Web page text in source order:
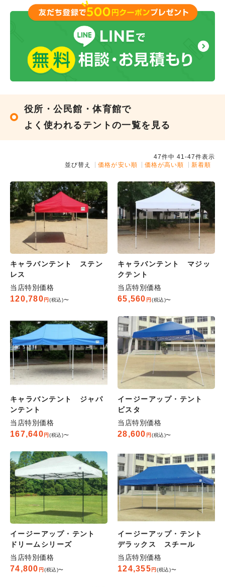
ものにしました。高さを気にせず使えて助かり
ました。
︎購入した商品はこちら
役所・公民館・体育館で
よく使われるテントの一覧を見る
並び替え 価格が安い順 価格が高い順 新着順
47件中 41-47件表示
キャラバンテント ステン
レス
当店特別価格
120,780 税込 〜
キャラバンテント マジッ
クテント
当店特別価格
65,560 税込 〜
キャラバンテント ジャパ
ンテント
当店特別価格
167,640 税込 〜
イージーアップ・テント
ビスタ
当店特別価格
28,600 税込 〜
イージーアップ・テント
ドリームシリーズ
当店特別価格
74,800 税込 〜
イージーアップ・テント
デラックス スチール
当店特別価格
124,355 税込 〜